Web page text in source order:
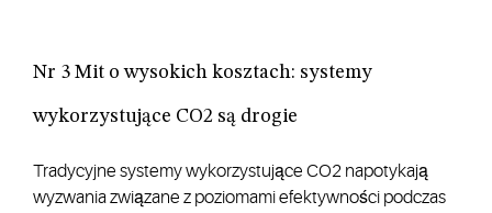
Nr 3 Mit o wysokich kosztach: systemy
wykorzystujące CO2 są drogie
Tradycyjne systemy wykorzystujące CO2 napotykają
wyzwania związane z poziomami efektywności podczas